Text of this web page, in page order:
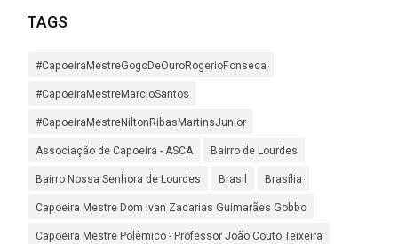
TAGS
#CapoeiraMestreGogoDeOuroRogerioFonseca
#CapoeiraMestreMarcioSantos
#CapoeiraMestreNiltonRibasMartinsJunior
Associação de Capoeira - ASCA Bairro de Lourdes
Bairro Nossa Senhora de Lourdes Brasil Brasília
Capoeira Mestre Dom Ivan Zacarias Guimarães Gobbo
Capoeira Mestre Polêmico - Professor João Couto Teixeira